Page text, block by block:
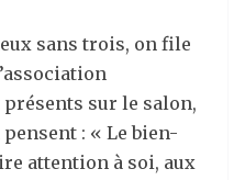
sans trois, on file
présents sur le salon,
: « Le bien-
attention à soi, aux